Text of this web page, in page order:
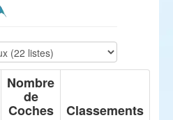
Nombre
de
Coches Classements